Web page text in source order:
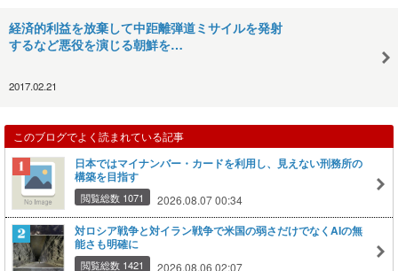
経済的利益を放棄して中距離弾道ミサイルを発射
するなど悪役を演じる朝鮮を…
2017.02.21
このブログでよく読まれている記事
日本ではマイナンバー・カードを利用し、見えない刑務所の
構築を目指す
閲覧総数 1071 2026.08.07 00:34
対ロシア戦争と対イラン戦争で米国の弱さだけでなくAIの無
能さも明確に
閲覧総数 1421 2026.08.06 02:07